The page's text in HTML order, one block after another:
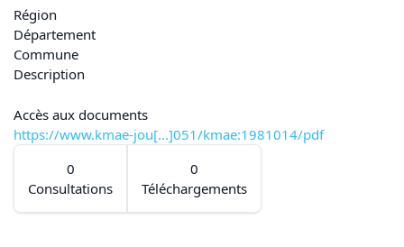
Région
Département
Commune
Description
Accès aux documents
https://www.kmae-jou[...]051/kmae:1981014/pdf
0
Consultations
0
Téléchargements